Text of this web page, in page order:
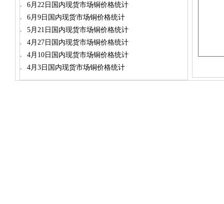
6月22日国内现货市场铜价格统计
6月9日国内现货市场铜价格统计
5月21日国内现货市场铜价格统计
4月27日国内现货市场铜价格统计
4月10日国内现货市场铜价格统计
4月3日国内现货市场铜价格统计